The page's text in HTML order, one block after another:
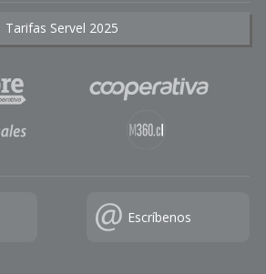
Tarifas Servel 2025
Escríbenos